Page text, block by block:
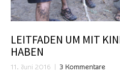
LEITFADEN UM MIT
ABEN
11. Juni 2016 3 Kommentare